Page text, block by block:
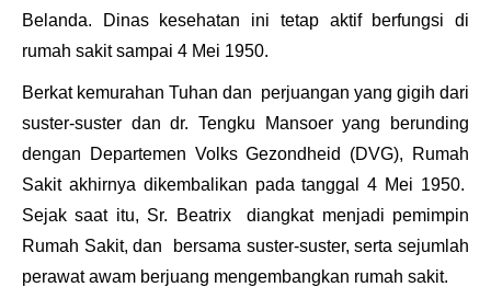
Belanda. Dinas kesehatan ini tetap aktif berfungsi di
rumah sakit sampai 4 Mei 1950.
Berkat kemurahan Tuhan dan perjuangan yang gigih dari
suster-suster dan dr. Tengku Mansoer yang berunding
dengan
Departemen Volks Gezondheid (DVG), Rumah
Sakit akhirnya dikembalikan pada tanggal 4 Mei 1950.
Sejak saat itu, Sr. Beatrix diangkat menjadi pemimpin
Rumah Sakit, dan bersama suster-suster, serta sejumlah
perawat awam berjuang mengembangkan rumah sakit.